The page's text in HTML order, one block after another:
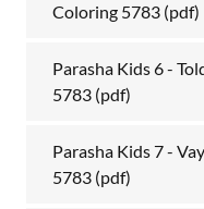
Coloring 5783 (pdf)
Parasha Kids 6 -
5783 (pdf)
Parasha Kids 7 -
5783 (pdf)